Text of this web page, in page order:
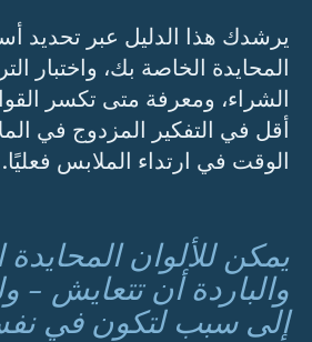
يرشدك هذا الدليل عبر تحديد
المحايدة الخاصة بك، واختبار
الشراء، ومعرفة متى تكسر
أقل في التفكير المزدوج في
الوقت في ارتداء الملابس فعليًا.
يمكن للألوان المحايدة
والباردة أن تتعايش -
إلى سبب لتكون في